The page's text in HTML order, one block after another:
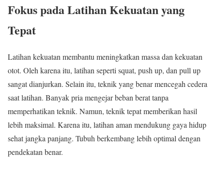
Fokus pada Latihan Kekuatan yang
Tepat
Latihan kekuatan membantu meningkatkan massa dan kekuatan
otot. Oleh karena itu, latihan seperti squat, push up, dan pull up
sangat dianjurkan. Selain itu, teknik yang benar mencegah cedera
saat latihan. Banyak pria mengejar beban berat tanpa
memperhatikan teknik. Namun, teknik tepat memberikan hasil
lebih maksimal. Karena itu, latihan aman mendukung gaya hidup
sehat jangka panjang. Tubuh berkembang lebih optimal dengan
pendekatan benar.